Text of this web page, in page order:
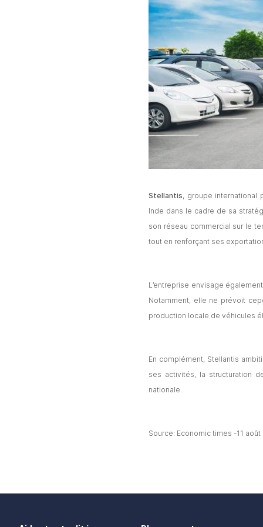
Stellantis, groupe international
Inde dans le cadre de sa
son réseau commercial sur le
tout en renforçant ses
L’entreprise envisage
Notamment, elle ne prévoit
production locale de véhicules
En complément, Stellantis
ses activités, la structuration
nationale.
Source: Economic times -11 août